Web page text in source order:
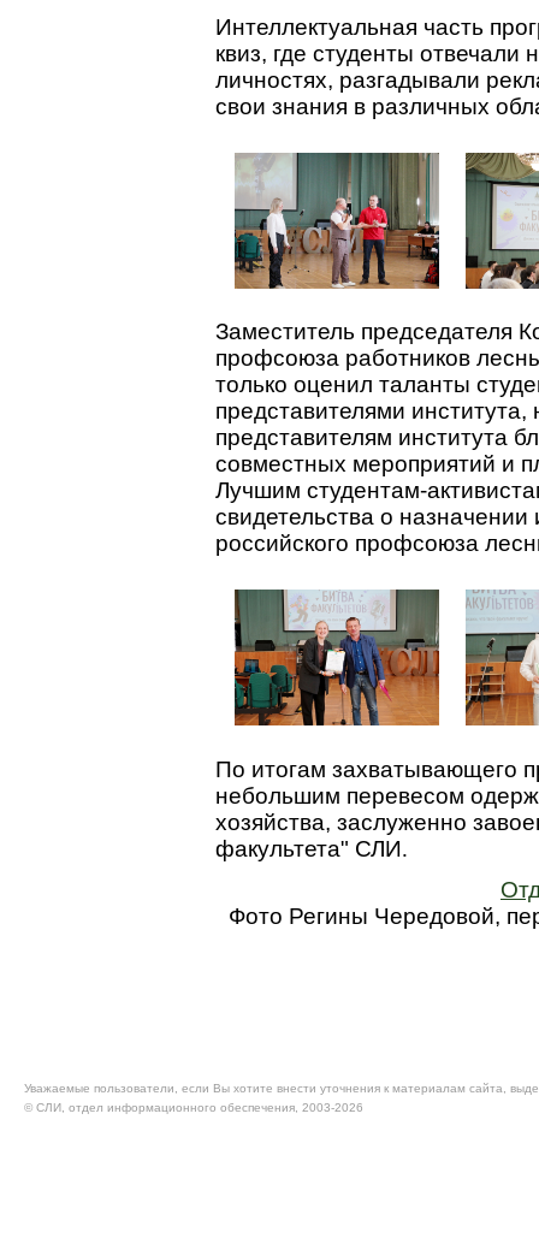
Интеллектуальная часть
квиз, где студенты
личностях, разгадывали
свои знания в различных
Заместитель председателя
профсоюза работников
только оценил таланты
представителями
представителям института
совместных мероприятий и
Лучшим студентам-
свидетельства о
российского профсоюза
По итогам захватывающего
небольшим перевесом
хозяйства, заслуженно
факультета" СЛИ.
Фото Регины Чередовой,
Уважаемые пользователи, если Вы хотите внести уточнения к материалам сайта,
© CЛИ, отдел информационного обеспечения, 2003-2026